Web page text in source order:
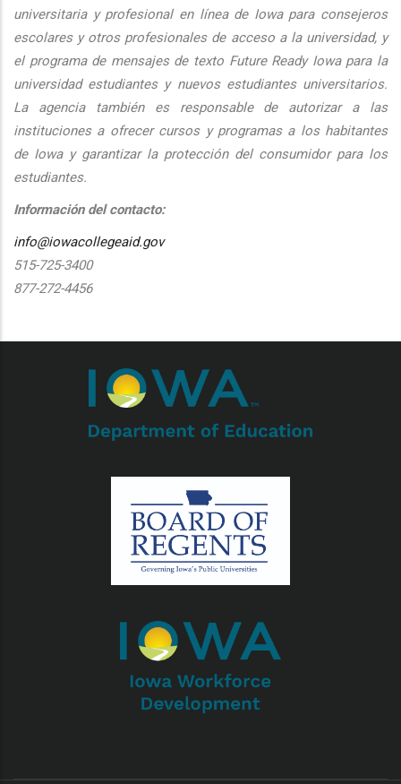
universitaria y profesional en línea de Iowa para consejeros
escolares y otros profesionales de acceso a la universidad, y
el programa de mensajes de texto Future Ready Iowa para la
universidad estudiantes y nuevos estudiantes universitarios.
La agencia también es responsable de autorizar a las
instituciones a ofrecer cursos y programas a los habitantes
de Iowa y garantizar la protección del consumidor para los
estudiantes.
Información del contacto:
info@iowacollegeaid.gov
515-725-3400
877-272-4456